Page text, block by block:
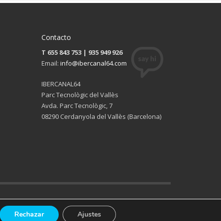
Contacto
T 655 843 753 | 935 949 926
Email: info@ibercanal64.com
IBERCANAL64
Parc Tecnològic del Vallès
Avda. Parc Tecnològic, 7
08290 Cerdanyola del Vallès (Barcelona)
Aviso legal Política de privacidad
Rechazar Ajustes